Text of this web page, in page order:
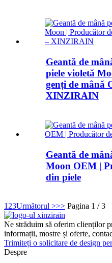
Geantă de
piele violetă
genți de mână
XINZIRAIN
Geantă de
Moon OEM |
din piele
1 23Următorul >>> Pagina 1 / 3
Ne străduim să oferim clienților
informații, mostre și oferte,
Trimiteți o solicitare de design
Despre